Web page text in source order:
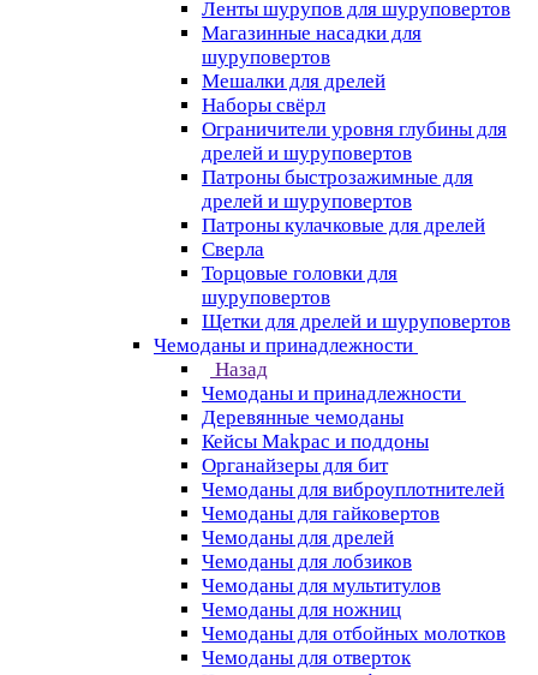
Ленты шурупов для шуруповертов
Магазинные насадки для
шуруповертов
Мешалки для дрелей
Наборы свёрл
Ограничители уровня глубины для
дрелей и шуруповертов
Патроны быстрозажимные для
дрелей и шуруповертов
Патроны кулачковые для дрелей
Сверла
Торцовые головки для
шуруповертов
Щетки для дрелей и шуруповертов
Чемоданы и принадлежности
Назад
Чемоданы и принадлежности
Деревянные чемоданы
Кейсы Makpac и поддоны
Органайзеры для бит
Чемоданы для виброуплотнителей
Чемоданы для гайковертов
Чемоданы для дрелей
Чемоданы для лобзиков
Чемоданы для мультитулов
Чемоданы для ножниц
Чемоданы для отбойных молотков
Чемоданы для отверток